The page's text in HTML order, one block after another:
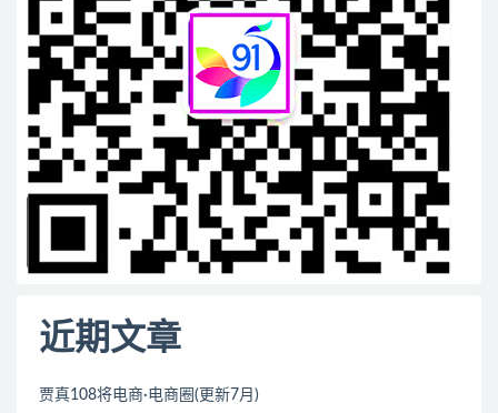
近期文章
贾真108将电商·电商圈(更新7月)